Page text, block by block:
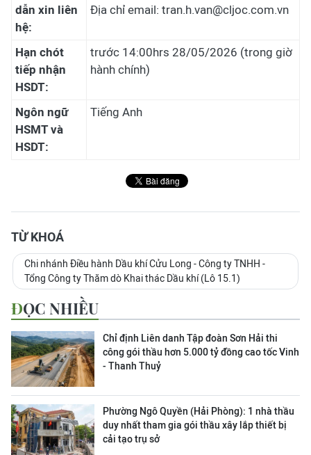
dẫn xin liên
hệ:
Địa chỉ email: tran.h.van@cljoc.com.vn
Hạn chót
tiếp nhận
HSDT:
trước 14:00hrs 28/05/2026 (trong giờ
hành chính)
Ngôn ngữ
HSMT và
HSDT:
Tiếng Anh
TỪ KHOÁ
Chi nhánh Điều hành Dầu khí Cửu Long - Công ty TNHH -
Tổng Công ty Thăm dò Khai thác Dầu khí (Lô 15.1)
ĐỌC NHIỀU
Chỉ định Liên danh Tập đoàn Sơn Hải thi
công gói thầu hơn 5.000 tỷ đồng cao tốc Vinh
- Thanh Thuỷ
Phường Ngô Quyền (Hải Phòng): 1 nhà thầu
duy nhất tham gia gói thầu xây lắp thiết bị
cải tạo trụ sở